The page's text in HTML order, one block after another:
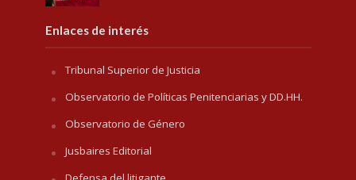
Enlaces de interés
Tribunal Superior de Justicia
Observatorio de Políticas Penitenciarias y DD.HH.
Observatorio de Género
Jusbaires Editorial